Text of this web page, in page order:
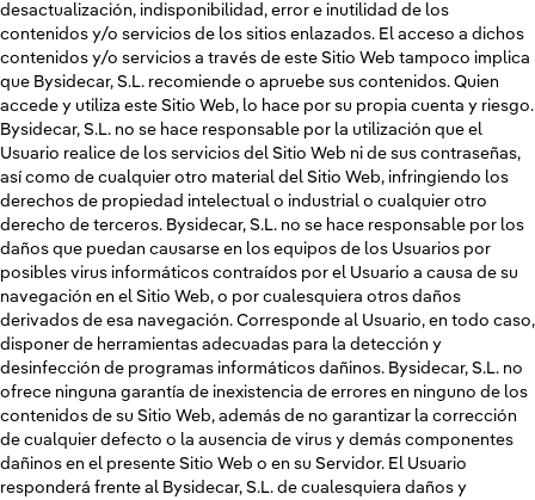
desactualización, indisponibilidad, error e inutilidad de los
contenidos y/o servicios de los sitios enlazados. El acceso a dichos
contenidos y/o servicios a través de este Sitio Web tampoco implica
que Bysidecar, S.L. recomiende o apruebe sus contenidos. Quien
accede y utiliza este Sitio Web, lo hace por su propia cuenta y riesgo.
Bysidecar, S.L. no se hace responsable por la utilización que el
Usuario realice de los servicios del Sitio Web ni de sus contraseñas,
así como de cualquier otro material del Sitio Web, infringiendo los
derechos de propiedad intelectual o industrial o cualquier otro
derecho de terceros. Bysidecar, S.L. no se hace responsable por los
daños que puedan causarse en los equipos de los Usuarios por
posibles virus informáticos contraídos por el Usuario a causa de su
navegación en el Sitio Web, o por cualesquiera otros daños
derivados de esa navegación. Corresponde al Usuario, en todo caso,
disponer de herramientas adecuadas para la detección y
desinfección de programas informáticos dañinos. Bysidecar, S.L. no
ofrece ninguna garantía de inexistencia de errores en ninguno de los
contenidos de su Sitio Web, además de no garantizar la corrección
de cualquier defecto o la ausencia de virus y demás componentes
dañinos en el presente Sitio Web o en su Servidor. El Usuario
responderá frente al Bysidecar, S.L. de cualesquiera daños y